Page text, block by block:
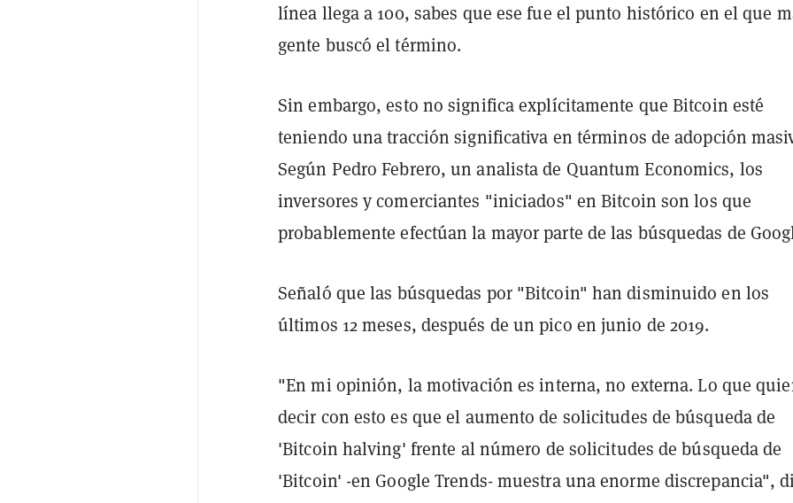
línea llega a 100, sabes que ese fue el punto histórico en el que
gente buscó el término.
Sin embargo, esto no significa explícitamente que Bitcoin esté
teniendo una tracción significativa en términos de adopción
Según Pedro Febrero, un analista de Quantum Economics, los
inversores y comerciantes "iniciados" en Bitcoin son los que
probablemente efectúan la mayor parte de las búsquedas de
Señaló que las búsquedas por "Bitcoin" han disminuido en los
últimos 12 meses, después de un pico en junio de 2019.
"En mi opinión, la motivación es interna, no externa. Lo que
decir con esto es que el aumento de solicitudes de búsqueda de
'Bitcoin halving' frente al número de solicitudes de búsqueda de
'Bitcoin' -en Google Trends- muestra una enorme discrepancia",